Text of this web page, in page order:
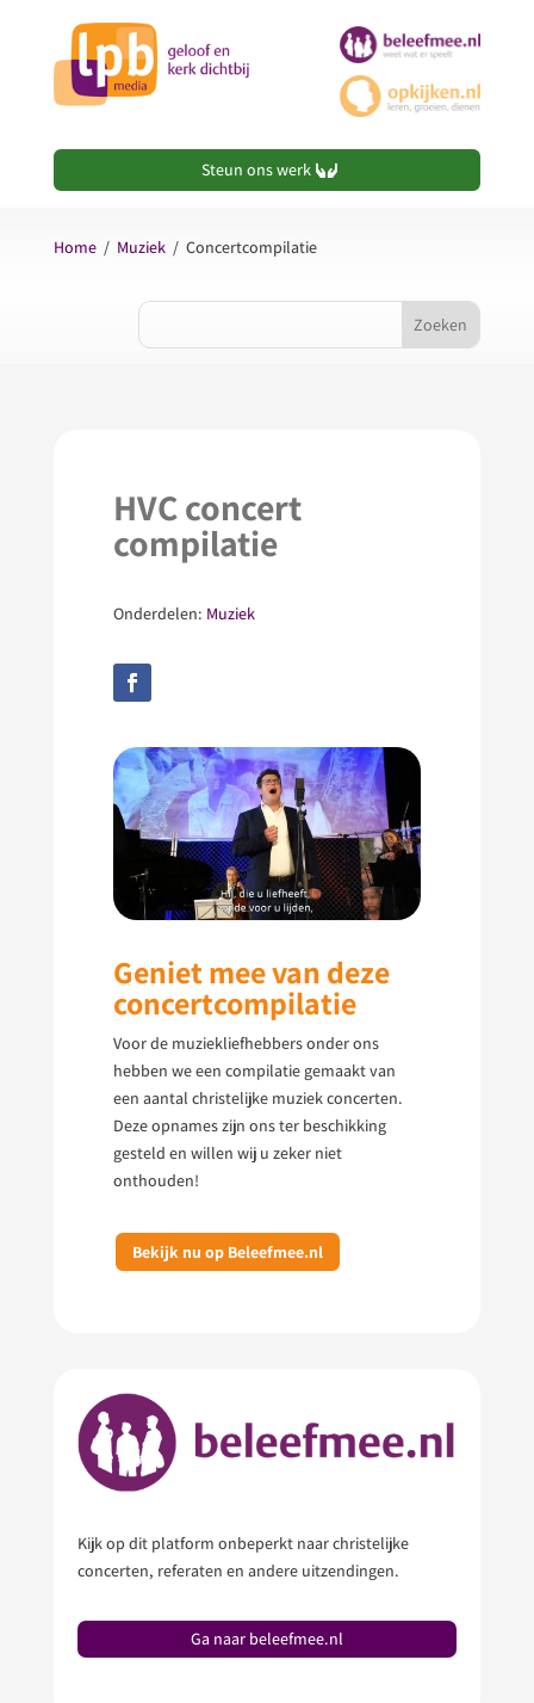
Steun ons werk
Home/ Muziek/ Concertcompilatie
HVC concert
compilatie
Onderdelen: Muziek
Geniet mee van deze
concertcompilatie
Voor de muziekliefhebbers onder ons
hebben we een compilatie gemaakt van
een aantal christelijke muziek concerten.
Deze opnames zijn ons ter beschikking
gesteld en willen wij u zeker niet
onthouden!
Bekijk nu op Beleefmee.nl
Kijk op dit platform onbeperkt naar christelijke
concerten, referaten en andere uitzendingen.
Ga naar beleefmee.nl